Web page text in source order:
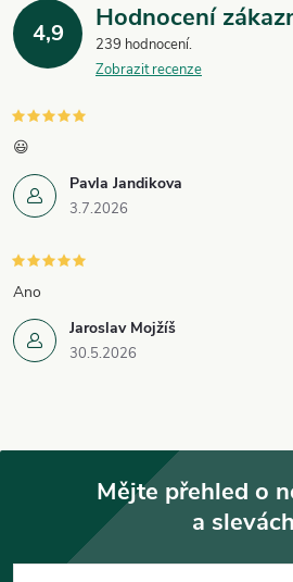
4,9 Hodnocení
239 hodnocení
Zobrazit recenze
Pavla Jandikova
3.7.2026
😃
Jaroslav Mojžíš
30.5.2026
Ano
Mějte přehled o
a slevách